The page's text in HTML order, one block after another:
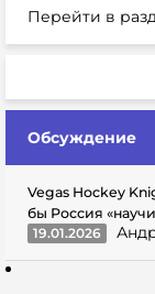
Перейти в
Обсуждение
Vegas Hockey
бы Россия
19.01.2026